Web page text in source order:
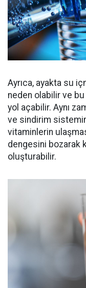
Ayrıca, ayakta su
neden olabilir ve
yol açabilir. Aynı
ve sindirim
vitaminlerin
dengesini bozarak
oluşturabilir.